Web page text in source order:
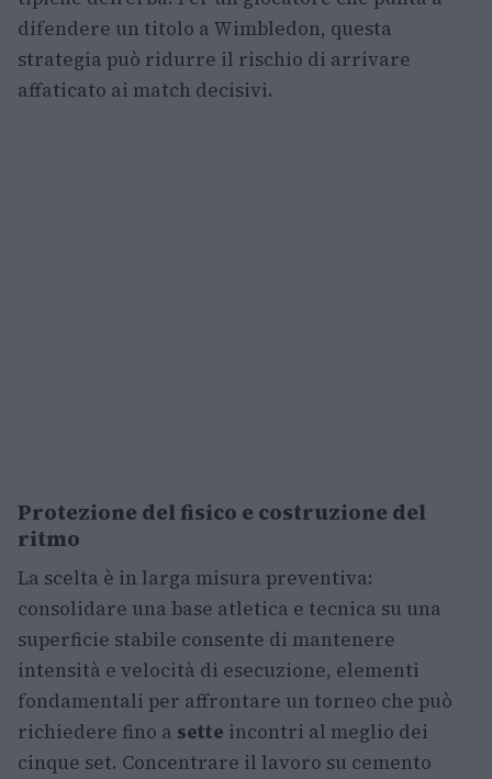
difendere un titolo a Wimbledon, questa
strategia può ridurre il rischio di arrivare
affaticato ai match decisivi.
Protezione del fisico e costruzione del
ritmo
La scelta è in larga misura preventiva:
consolidare una base atletica e tecnica su una
superficie stabile consente di mantenere
intensità e velocità di esecuzione, elementi
fondamentali per affrontare un torneo che può
richiedere fino a sette incontri al meglio dei
cinque set. Concentrare il lavoro su cemento